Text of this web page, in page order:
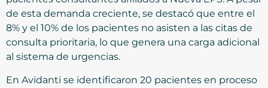
de esta demanda creciente, se destacó que entre el
8% y el 10% de los pacientes no asisten a las citas de
consulta prioritaria, lo que genera una carga adicional
al sistema de urgencias.
En Avidanti se identificaron 20 pacientes en proceso